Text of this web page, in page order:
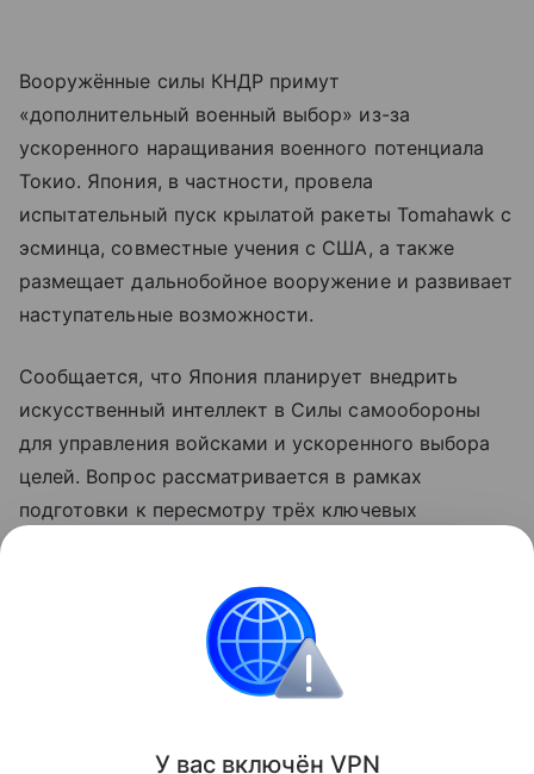
Вооружённые силы КНДР примут
«дополнительный военный выбор» из-за
ускоренного наращивания военного потенциала
Токио. Япония, в частности, провела
испытательный пуск крылатой ракеты Tomahawk с
эсминца, совместные учения с США, а также
размещает дальнобойное вооружение и развивает
наступательные возможности.
Сообщается, что Япония планирует внедрить
искусственный интеллект в Силы самообороны
для управления войсками и ускоренного выбора
целей. Вопрос рассматривается в рамках
подготовки к пересмотру трёх ключевых
обновить до конца года.
Внешняя политика
Поделиться
У вас включён VPN